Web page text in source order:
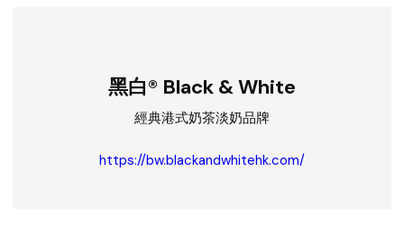
黑白® Black & White
經典港式奶茶淡奶品牌
https://bw.blackandwhitehk.com/